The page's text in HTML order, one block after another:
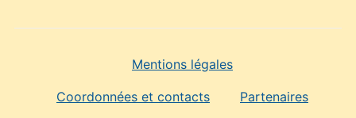
Mentions légales
Coordonnées et contacts Partenaires